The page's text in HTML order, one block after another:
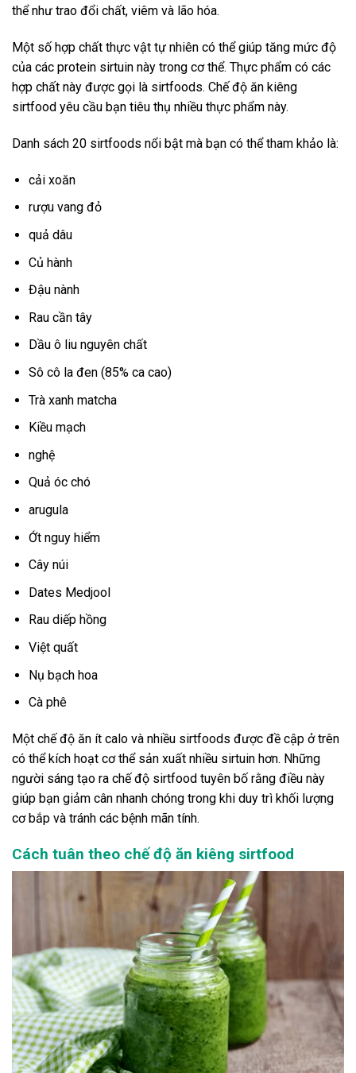
thể như trao đổi chất, viêm và lão hóa.
Một số hợp chất thực vật tự nhiên có thể giúp tăng mức độ
của các protein sirtuin này trong cơ thể. Thực phẩm có các
hợp chất này được gọi là sirtfoods. Chế độ ăn kiêng
sirtfood yêu cầu bạn tiêu thụ nhiều thực phẩm này.
Danh sách 20 sirtfoods nổi bật mà bạn có thể tham khảo là:
cải xoăn
rượu vang đỏ
quả dâu
Củ hành
Đậu nành
Rau cần tây
Dầu ô liu nguyên chất
Sô cô la đen (85% ca cao)
Trà xanh matcha
Kiều mạch
nghệ
Quả óc chó
arugula
Ớt nguy hiểm
Cây núi
Dates Medjool
Rau diếp hồng
Việt quất
Nụ bạch hoa
Cà phê
Một chế độ ăn ít calo và nhiều sirtfoods được đề cập ở trên
có thể kích hoạt cơ thể sản xuất nhiều sirtuin hơn. Những
người sáng tạo ra chế độ sirtfood tuyên bố rằng điều này
giúp bạn giảm cân nhanh chóng trong khi duy trì khối lượng
cơ bắp và tránh các bệnh mãn tính.
Cách tuân theo chế độ ăn kiêng sirtfood